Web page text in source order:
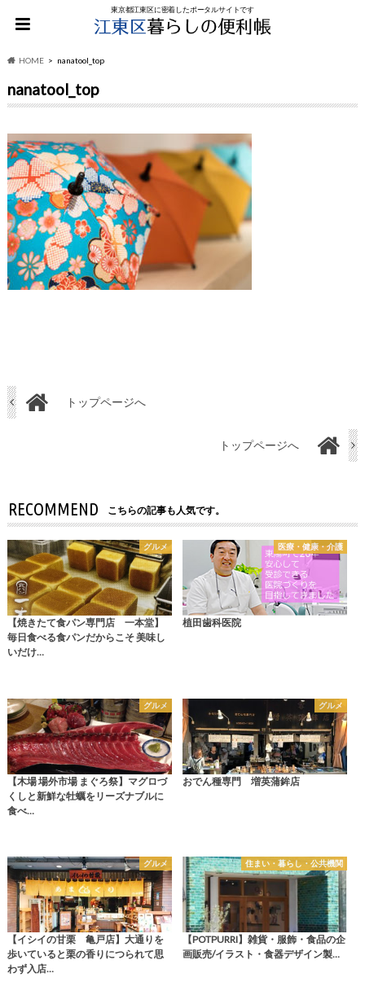
東京都江東区に密着したポータルサイトです
HOME nanatool_top
nanatool_top
トップページへ
トップページへ
RECOMMEND こちらの記事も人気です。
グルメ
【焼きたて食パン専門店 一本堂】
毎日食べる食パンだからこそ 美味し
いだけ…
医療・健康・介護
植田歯科医院
グルメ
【木場 場外市場 まぐろ祭】マグロづ
くしと新鮮な牡蠣をリーズナブルに
食べ…
グルメ
おでん種専門 増英蒲鉾店
グルメ
【イシイの甘栗 亀戸店】大通りを
歩いていると栗の香りにつられて思
わず入店…
住まい・暮らし・公共機関
【POTPURRI】雑貨・服飾・食品の企
画販売/イラスト・食器デザイン製…